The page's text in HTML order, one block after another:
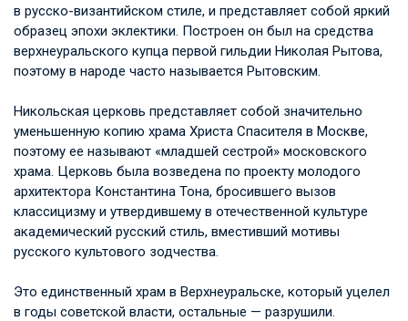
в русско-византийском стиле, и представляет собой яркий
образец эпохи эклектики. Построен он был на средства
верхнеуральского купца первой гильдии Николая Рытова,
поэтому в народе часто называется Рытовским.
Никольская церковь представляет собой значительно
уменьшенную копию храма Христа Спасителя в Москве,
поэтому ее называют «младшей сестрой» московского
храма. Церковь была возведена по проекту молодого
архитектора Константина Тона, бросившего вызов
классицизму и утвердившему в отечественной культуре
академический русский стиль, вместивший мотивы
русского культового зодчества.
Это единственный храм в Верхнеуральске, который уцелел
в годы советской власти, остальные — разрушили.